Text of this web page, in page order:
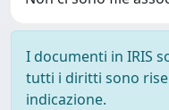
I documenti in IRIS
tutti i diritti sono
indicazione.